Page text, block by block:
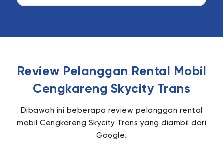
Review Pelanggan Rental Mobil
Cengkareng Skycity Trans
Dibawah ini beberapa review pelanggan rental
mobil Cengkareng Skycity Trans yang diambil dari
Google.